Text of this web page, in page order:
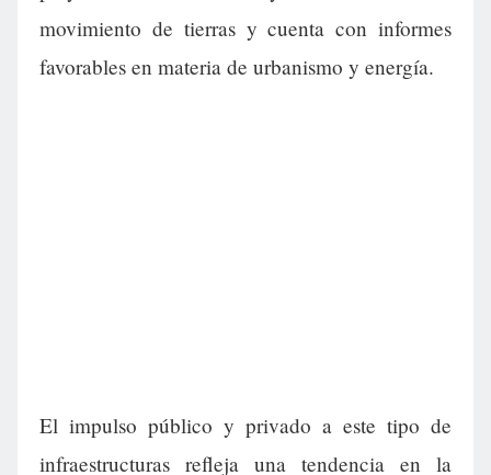
movimiento de tierras y cuenta con informes
favorables en materia de urbanismo y energía.
El impulso público y privado a este tipo de
infraestructuras refleja una tendencia en la